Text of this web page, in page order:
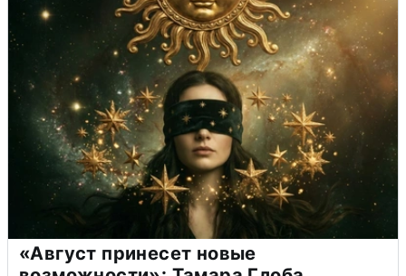
«Август принесет новые